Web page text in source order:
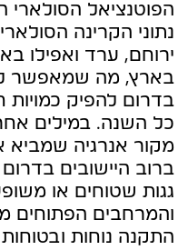
הפוטנציאל הסולארי
נתוני הקרינה
ירוחם, ערד ואפילו
בארץ, מה שמאפשר
בדרום להפיק
כל השנה. במילים
מקור אנרגיה שמביא
ברוב היישובים
גגות שטוחים או
והמרחבים הפתוחים
התקנה נוחות